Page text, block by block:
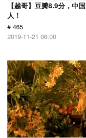
【越哥】豆瓣8.9分，中
人！
# 465
2019-11-21 06:00